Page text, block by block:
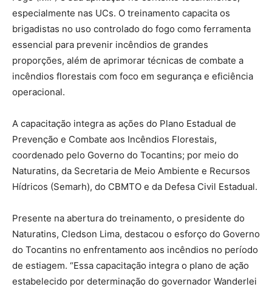
especialmente nas UCs. O treinamento capacita os
brigadistas no uso controlado do fogo como ferramenta
essencial para prevenir incêndios de grandes
proporções, além de aprimorar técnicas de combate a
incêndios florestais com foco em segurança e eficiência
operacional.
A capacitação integra as ações do Plano Estadual de
Prevenção e Combate aos Incêndios Florestais,
coordenado pelo Governo do Tocantins; por meio do
Naturatins, da Secretaria de Meio Ambiente e Recursos
Hídricos (Semarh), do CBMTO e da Defesa Civil Estadual.
Presente na abertura do treinamento, o presidente do
Naturatins, Cledson Lima, destacou o esforço do Governo
do Tocantins no enfrentamento aos incêndios no período
de estiagem. “Essa capacitação integra o plano de ação
estabelecido por determinação do governador Wanderlei